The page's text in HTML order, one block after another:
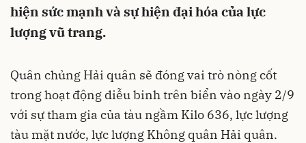
hiện sức mạnh và sự hiện đại hóa của lực
lượng vũ trang.
Quân chủng Hải quân sẽ đóng vai trò nòng cốt
trong hoạt động diễu binh trên biển vào ngày 2/9
với sự tham gia của tàu ngầm Kilo 636, lực lượng
tàu mặt nước, lực lượng Không quân Hải quân.